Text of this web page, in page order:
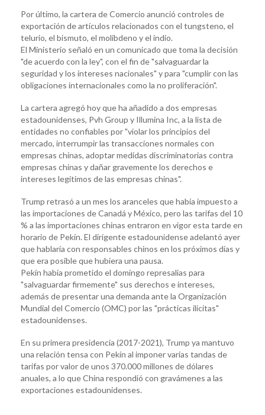
Por último, la cartera de Comercio anunció controles de
exportación de artículos relacionados con el tungsteno, el
telurio, el bismuto, el molibdeno y el indio.
El Ministerio señaló en un comunicado que toma la decisión
"de acuerdo con la ley", con el fin de "salvaguardar la
seguridad y los intereses nacionales" y para "cumplir con las
obligaciones internacionales como la no proliferación".
La cartera agregó hoy que ha añadido a dos empresas
estadounidenses, Pvh Group y Illumina Inc, a la lista de
entidades no confiables por "violar los principios del
mercado, interrumpir las transacciones normales con
empresas chinas, adoptar medidas discriminatorias contra
empresas chinas y dañar gravemente los derechos e
intereses legítimos de las empresas chinas".
Trump retrasó a un mes los aranceles que había impuesto a
las importaciones de Canadá y México, pero las tarifas del 10
% a las importaciones chinas entraron en vigor esta tarde en
horario de Pekín. El dirigente estadounidense adelantó ayer
que hablaría con responsables chinos en los próximos días y
que era posible que hubiera una pausa.
Pekín había prometido el domingo represalias para
"salvaguardar firmemente" sus derechos e intereses,
además de presentar una demanda ante la Organización
Mundial del Comercio (OMC) por las "prácticas ilícitas"
estadounidenses.
En su primera presidencia (2017-2021), Trump ya mantuvo
una relación tensa con Pekín al imponer varias tandas de
tarifas por valor de unos 370.000 millones de dólares
anuales, a lo que China respondió con gravámenes a las
exportaciones estadounidenses.